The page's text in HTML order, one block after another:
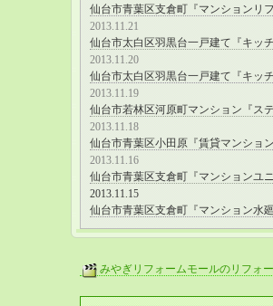
仙台市青葉区支倉町『マンションリフ
2013.11.21
仙台市太白区羽黒台一戸建て『キッ
2013.11.20
仙台市太白区羽黒台一戸建て『キッ
2013.11.19
仙台市若林区河原町マンション『ス
2013.11.18
仙台市青葉区小田原『賃貸マンショ
2013.11.16
仙台市青葉区支倉町『マンションユ
2013.11.15
仙台市青葉区支倉町『マンション水
みやぎリフォームモールのリフォ